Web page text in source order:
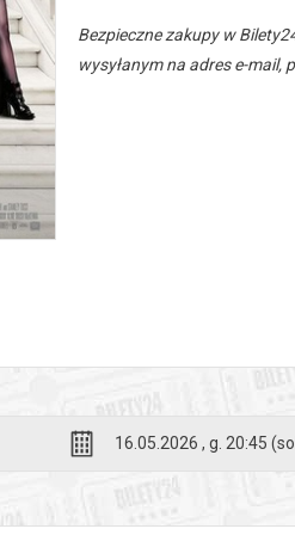
Bezpieczne zakupy w
wysyłanym na adres e-mail,
16.05.2026 , g. 20:45